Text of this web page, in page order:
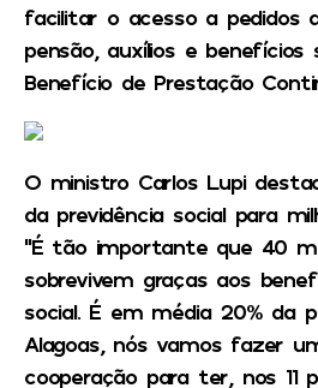
facilitar o acesso a pedidos
pensão, auxílios e benefícios
Benefício de Prestação
O ministro Carlos Lupi
da previdência social para
“É tão importante que 40
sobrevivem graças aos
social. É em média 20% da
Alagoas, nós vamos fazer
cooperação para ter, nos 11